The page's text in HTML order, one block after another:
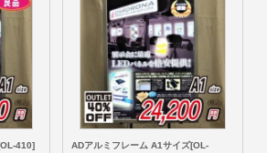
410]
ADアルミフレーム A1サイズ[OL-